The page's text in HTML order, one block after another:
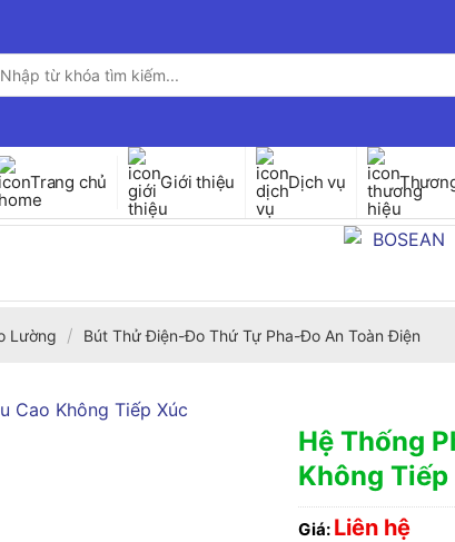
Trang chủ Giới thiệu Dịch vụ
Lường / Bút Thử Điện-Đo Thứ Tự Pha-Đo An Toàn Điện
Hệ Thống
Không
Giá: Liên hệ